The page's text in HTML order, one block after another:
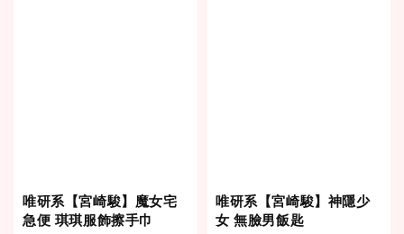
唯研系【宮崎駿】魔女宅
急便 琪琪服飾擦手巾
唯研系【宮崎駿】神隱少
女 無臉男飯匙